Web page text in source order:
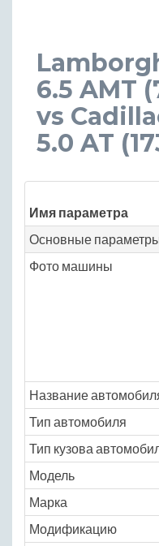
6.5 AMT
vs
5.0 AT
Имя параметра
Основные
Фото машины
Название
Тип автомобиля
Тип кузова
Модель
Марка
Модификацию